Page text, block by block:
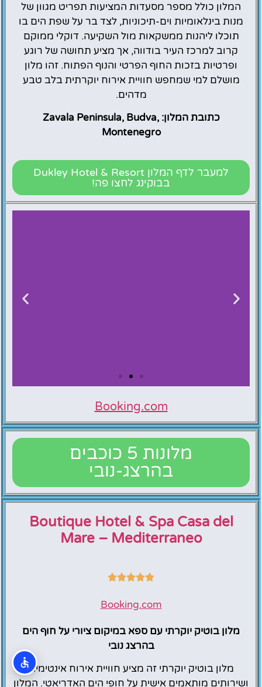
המלון כולל מספר מסעדות המציעות תפריט מגוון של
מנות בינלאומיות וים-תיכוניות, לצד בר על שפת הים בו
תוכלו ליהנות ממשקאות מול השקיעה. דוקלי ממוקם
קרוב למרכז העיר בודווה, אך מציע תחושה של רוגע
ופרטיות בזכות החוף הפרטי והנוף הפתוח. זהו מלון
מושלם למי שמחפש חוויית אירוח יוקרתית בלב טבע
מדהים.
כתובת המלון: Zavala Peninsula, Budva,
Montenegro
למעבר לדף המלון Dukley Hotel & Resort
בבוקינג לחצו פה!
& Resort
Booking.com
מלונות 5 כוכבים
בהרצג-נובי
Boutique Hotel & Spa Casa del
Mare – Mediterraneo
Booking.com
מלון בוטיק יוקרתי עם ספא במיקום ציורי על חוף הים
בהרצג נובי
מלון בוטיק יוקרתי זה מציע חוויית אירוח אינטימית
ושירותים מותאמים אישית על חופי הים האדריאטי. המלון